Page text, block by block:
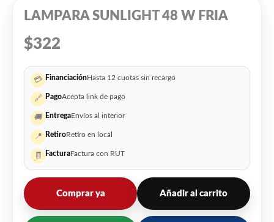
LAMPARA SUNLIGHT 48 W FRIA
$322
💳 FinanciaciónHasta 12 cuotas sin recargo
🔗 PagoAcepta link de pago
🚚 EntregaEnvíos al interior
📍 RetiroRetiro en local
🧾 FacturaFactura con RUT
Comprar ya Añadir al carrito